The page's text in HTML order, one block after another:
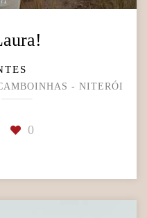
- NITERÓI
0